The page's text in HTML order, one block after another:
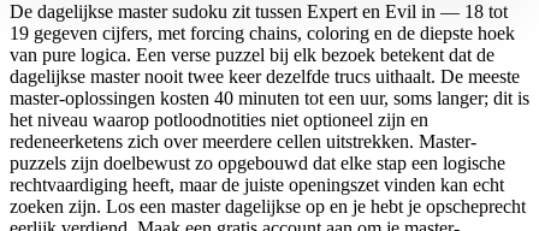
De dagelijkse master sudoku zit tussen Expert en Evil in — 18 tot
19 gegeven cijfers, met forcing chains, coloring en de diepste hoek
van pure logica. Een verse puzzel bij elk bezoek betekent dat de
dagelijkse master nooit twee keer dezelfde trucs uithaalt. De meeste
master-oplossingen kosten 40 minuten tot een uur, soms langer; dit is
het niveau waarop potloodnotities niet optioneel zijn en
redeneerketens zich over meerdere cellen uitstrekken. Master-
puzzels zijn doelbewust zo opgebouwd dat elke stap een logische
rechtvaardiging heeft, maar de juiste openingszet vinden kan echt
zoeken zijn. Los een master dagelijkse op en je hebt je opscheprecht